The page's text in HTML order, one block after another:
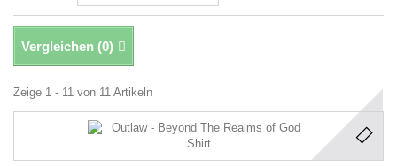
Vergleichen (0)
Zeige 1 - 11 von 11 Artikeln